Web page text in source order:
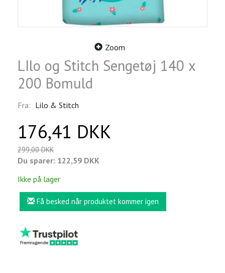
Zoom
LIlo og Stitch Sengetøj 140 x
200 Bomuld
Fra: Lilo & Stitch
176,41 DKK
299,00 DKK
Du sparer: 122,59 DKK
Ikke på lager
Få besked når produktet kommer igen